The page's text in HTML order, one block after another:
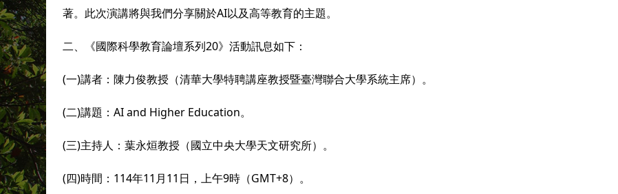
著。此次演講將與我們分享關於AI以及高等教育的主題。
二、《國際科學教育論壇系列20》活動訊息如下：
(一)講者：陳力俊教授（清華大學特聘講座教授暨臺灣聯合大學系統主席）。
(二)講題：AI and Higher Education。
(三)主持人：葉永烜教授（國立中央大學天文研究所）。
(四)時間：114年11月11日，上午9時（GMT+8）。